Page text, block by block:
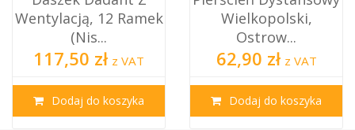
Wielkopolski,
62,90 zł
Dodaj do koszyka
Ostrowskiej
89,70 zł
Dodaj do